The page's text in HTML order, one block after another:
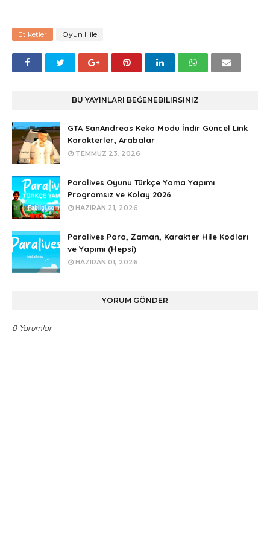
Etiketler Oyun Hile
BU YAYINLARI BEĞENEBILIRSINIZ
GTA SanAndreas Keko Modu İndir Güncel Link
Karakterler, Arabalar
TEMMUZ 23, 2026
Paralives Oyunu Türkçe Yama Yapımı
Programsız ve Kolay 2026
HAZIRAN 21, 2026
Paralives Para, Zaman, Karakter Hile Kodları
ve Yapımı (Hepsi)
HAZIRAN 01, 2026
YORUM GÖNDER
0 Yorumlar